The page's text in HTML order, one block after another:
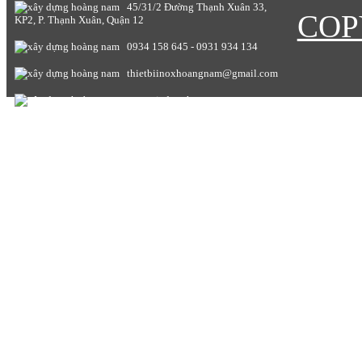
45/31/2 Đường Thạnh Xuân 33,
KP2, P. Thạnh Xuân, Quận 12
0934 158 645 - 0931 934 134
thietbiinoxhoangnam@gmail.com
www.giadunghoangnam.com